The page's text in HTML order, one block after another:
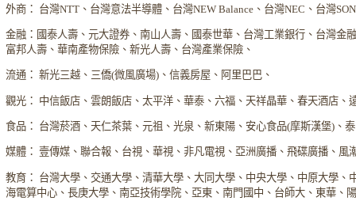
外商： 台灣NTT、台灣意法半導體、台灣NEW Balance、台灣NEC、台灣
金融：國泰人壽、元大證券、南山人壽、國泰世華、台灣工業銀行、台灣
富邦人壽、華南產物保險、新光人壽、台灣產業保險、
流通： 新光三越、三僑(微風廣場)、信義房屋、阿里巴巴、
觀光： 中信飯店、雲朗飯店、太平洋、華泰、六福、天祥晶華、春天酒店、
食品： 台灣菸酒、天仁茶葉、元祖、光泉、新東陽、安心食品(摩斯漢堡)、
媒體： 壹傳媒、聯合報、台視、華視、非凡電視、亞洲廣播、飛碟廣播、風
教育： 台灣大學、交通大學、清華大學、大同大學、中央大學、中原大學
海電算中心、長庚大學、南亞技術學院、亞東、南門國中、台師大、東華、